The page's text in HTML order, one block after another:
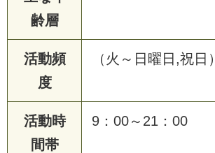
齢層
活動頻
度
（火～日曜日,祝日）
活動時
間帯
9：00～21：00